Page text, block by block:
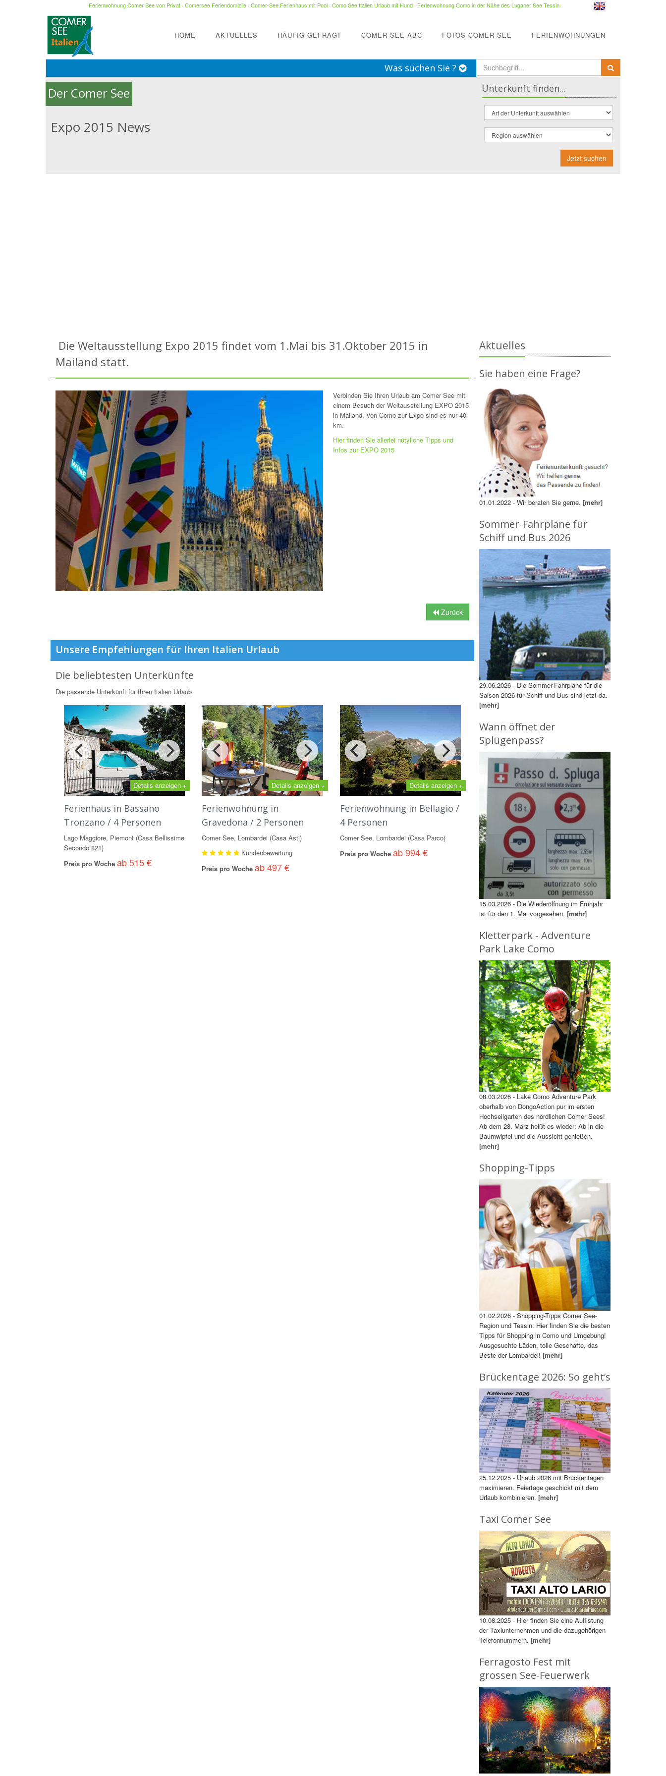
Ferienwohnung Comer See von Privat· Comersee Feriendomizile· Comer-See Ferienhaus mit Pool· Como See Italien Urlaub mit Hund· Ferienwohnung Como in der Nähe des Luganer See Tessin·
HOME AKTUELLES HÄUFIG GEFRAGT COMER SEE ABC FOTOS COMER SEE FERIENWOHNUNGEN
Was suchen Sie ?
Der Comer See
Expo 2015 News
Unterkunft finden...
Jetzt suchen
Die Weltausstellung Expo 2015 findet vom 1.Mai bis 31.Oktober 2015 in
Mailand statt.
Verbinden Sie Ihren Urlaub am Comer See mit
einem Besuch der Weltausstellung EXPO 2015
in Mailand. Von Como zur Expo sind es nur 40
km.
Hier finden Sie allerlei nütyliche Tipps und
Infos zur EXPO 2015
Zurück
Unsere Empfehlungen für Ihren Italien Urlaub
Die beliebtesten Unterkünfte
Die passende Unterkünft für Ihren Italien Urlaub
Details anzeigen +
Ferienhaus in Bassano
Tronzano / 4 Personen
Lago Maggiore, Piemont (Casa Bellissime
Secondo 821)
Preis pro Woche ab 515 €
Details anzeigen +
Ferienwohnung in
Gravedona / 2 Personen
Comer See, Lombardei (Casa Asti)
Kundenbewertung
Preis pro Wocheab 497 €
Details anzeigen +
Ferienwohnung in Bellagio /
4 Personen
Comer See, Lombardei (Casa Parco)
Preis pro Woche ab 994 €
Aktuelles
Sie haben eine Frage?
01.01.2022 - Wir beraten Sie gerne. [mehr]
Sommer-Fahrpläne für
Schiff und Bus 2026
29.06.2026 - Die Sommer-Fahrpläne für die
Saison 2026 für Schiff und Bus sind jetzt da.
[mehr]
Wann öffnet der
Splügenpass?
15.03.2026 - Die Wiederöffnung im Frühjahr
ist für den 1. Mai vorgesehen. [mehr]
Kletterpark - Adventure
Park Lake Como
08.03.2026 - Lake Como Adventure Park
oberhalb von DongoAction pur im ersten
Hochseilgarten des nördlichen Comer Sees!
Ab dem 28. März heißt es wieder: Ab in die
Baumwipfel und die Aussicht genießen.
[mehr]
Shopping-Tipps
01.02.2026 - Shopping-Tipps Comer See-
Region und Tessin: Hier finden Sie die besten
Tipps für Shopping in Como und Umgebung!
Ausgesuchte Läden, tolle Geschäfte, das
Beste der Lombardei! [mehr]
Brückentage 2026: So geht’s
25.12.2025 - Urlaub 2026 mit Brückentagen
maximieren. Feiertage geschickt mit dem
Urlaub kombinieren. [mehr]
Taxi Comer See
10.08.2025 - Hier finden Sie eine Auflistung
der Taxiunternehmen und die dazugehörigen
Telefonnummern. [mehr]
Ferragosto Fest mit
grossen See-Feuerwerk